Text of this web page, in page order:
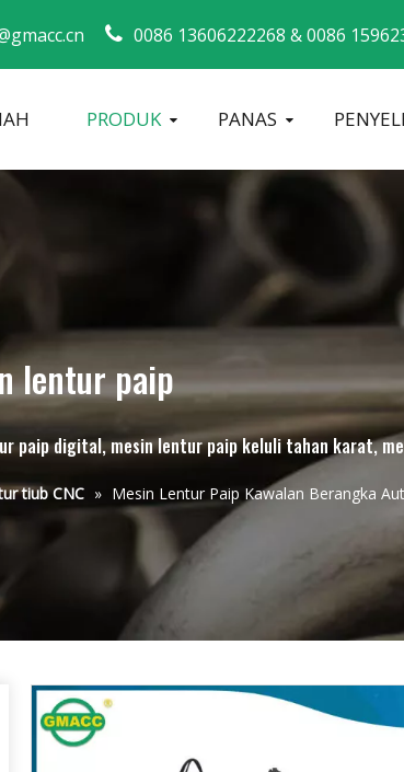
0086 13606222268 &0086
PRODUK PANAS
lentur paip
paip digital, mesin lentur paip keluli tahan karat,
tiub CNC » Mesin Lentur Paip Kawalan Berangka